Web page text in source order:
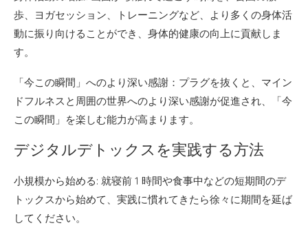
歩、ヨガセッション、トレーニングなど、より多くの身体活
動に振り向けることができ、身体的健康の向上に貢献しま
す。
「今この瞬間」へのより深い感謝：プラグを抜くと、マイン
ドフルネスと周囲の世界へのより深い感謝が促進され、「今
この瞬間」を楽しむ能力が高まります。
デジタルデトックスを実践する方法
小規模から始める: 就寝前 1 時間や食事中などの短期間のデ
トックスから始めて、実践に慣れてきたら徐々に期間を延ば
してください。